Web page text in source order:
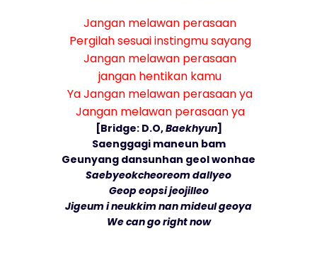
Jangan melawan perasaan
Pergilah sesuai instingmu sayang
Jangan melawan perasaan
jangan hentikan kamu
Ya Jangan melawan perasaan ya
Jangan melawan perasaan ya
[Bridge: D.O,Baekhyun]
Saenggagi maneun bam
Geunyang dansunhan geol wonhae
Saebyeokcheoreom dallyeo
Geop eopsi jeojilleo
Jigeum i neukkim nan mideul geoya
We can go right now